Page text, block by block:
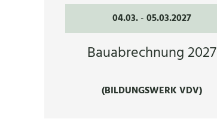
04.03.-05.03.2027
Bauabrechnung 2027
(BILDUNGSWERK VDV)